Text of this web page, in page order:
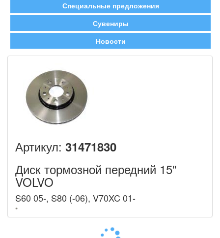
Специальные предложения
Сувениры
Новости
Артикул: 31471830
Диск тормозной передний 15"
VOLVO
S60 05-, S80 (-06), V70XC 01-